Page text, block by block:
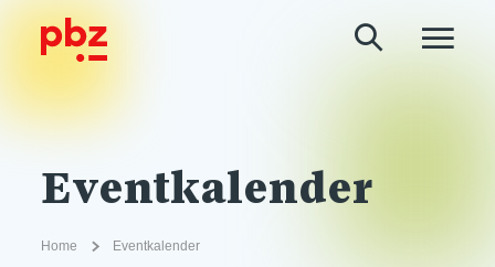
Eventkalender
Home Eventkalender